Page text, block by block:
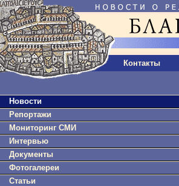
Контакты
Новости
Репортажи
Мониторинг СМИ
Интервью
Документы
Фотогалереи
Статьи